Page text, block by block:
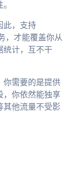
此，支持
，才能覆盖你从
统计，互不干
你需要的是提供
，你依然能独享
其他流量不受影